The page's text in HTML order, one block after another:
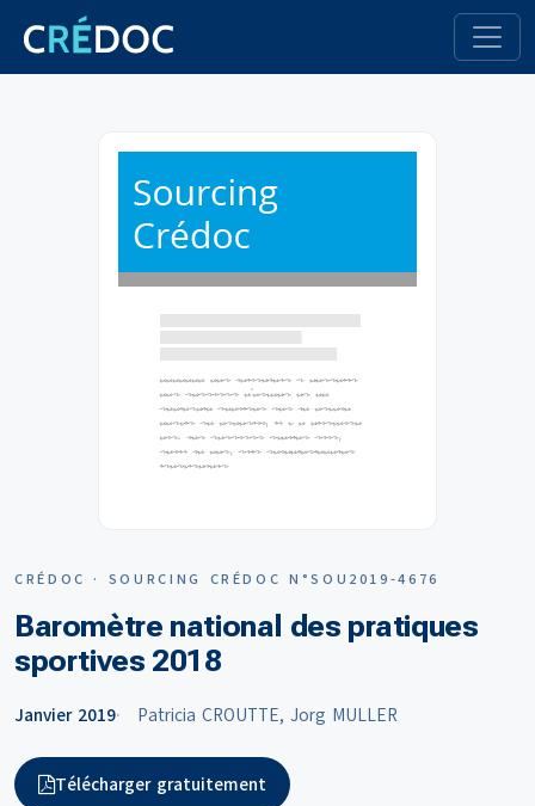
CRÉDOC · SOURCING CRÉDOC N°SOU2019-4676
Baromètre national des pratiques
sportives 2018
Janvier 2019 Patricia CROUTTE, Jorg MULLER
Télécharger gratuitement